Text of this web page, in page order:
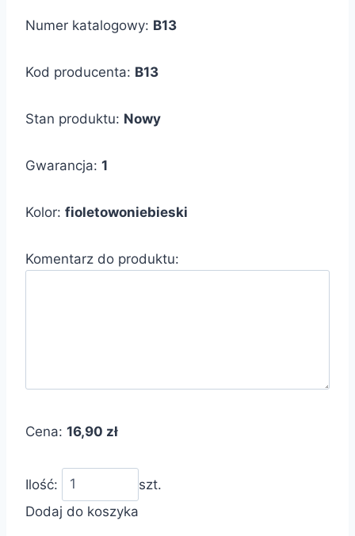
Numer katalogowy: B13
Kod producenta: B13
Stan produktu: Nowy
Gwarancja: 1
Kolor: fioletowoniebieski
Komentarz do produktu:
Cena: 16,90 zł
Ilość:
szt.
Dodaj do koszyka